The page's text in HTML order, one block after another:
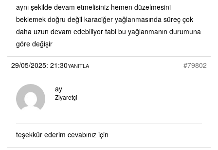
aynı şekilde devam etmelisiniz hemen düzelmesini
beklemek doğru değil karaciğer yağlanmasında süreç çok
daha uzun devam edebiliyor tabi bu yağlanmanın durumuna
göre değişir
29/05/2025: 21:30 #79802
YANITLA
ay
Ziyaretçi
teşekkür ederim cevabınız için